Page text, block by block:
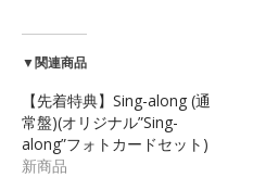
▼関連商品
【先着特典】Sing-along (通
常盤)(オリジナル”Sing-
along”フォトカードセット)
新商品